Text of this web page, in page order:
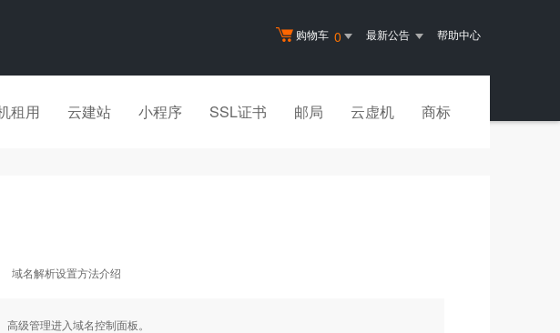
购物车 0 最新公告 帮助中心
租用 云建站 小程序 SSL证书 邮局 云虚机 商标
域名解析设置方法介绍
级管理进入域名控制面板。